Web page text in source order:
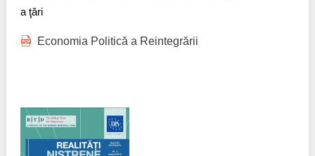
a ţări
Economia Politică a Reintegrării